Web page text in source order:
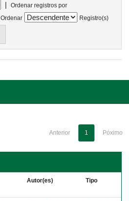
|
Ordenar registros por
Ordenar
Registro(s)
Anterior 1 Póximo
Autor(es) Tipo